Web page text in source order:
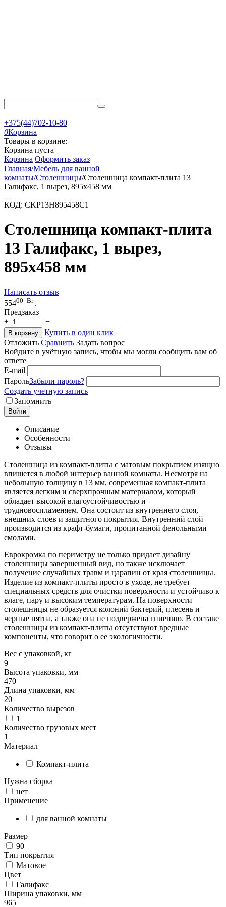
+375(44)702-10-80
0Корзина
Товары в корзине:
Корзина пуста
Корзина Оформить заказ
Главная/Мебель для ванной
комнаты/Столешницы/Столешница компакт-плита 13
Галифакс, 1 вырез, 895х458 мм
КОД: CKP13H895458C1
Столешница компакт-плита
13 Галифакс, 1 вырез,
895х458 мм
Написать отзыв
55400 Br .
Предзаказ
+
−
В корзину
Купить в один клик
Отложить Сравнить Задать вопрос
Войдите в учётную запись, чтобы мы могли сообщить вам об
ответе
E-mail
ПарольЗабыли пароль?
Создать учетную запись
Запомнить
Войти
Описание
Особенности
Отзывы
Столешница из компакт-плиты с матовым покрытием изящно
впишется в любой интерьер ванной комнаты. Несмотря на
небольшую толщину в 13 мм, современная компакт-плита
является легким и сверхпрочным материалом, который
обладает высокой влагоустойчивостью и
трудновоспламеняем. Она состоит из внутреннего слоя,
внешних слоев и защитного покрытия. Внутренний слой
производится из крафт-бумаги, пропитанной фенольными
смолами.
Еврокромка по периметру не только придает дизайну
столешницы завершенный вид, но также исключает
получение случайных травм и царапин от края столешницы.
Изделие из компакт-плиты просто в уходе, не требует
специальных средств для очистки поверхности и устойчиво к
влаге, пару и высоким температурам. На поверхности
столешницы не образуется колоний бактерий, плесень и
черные пятна, а также она не подвержена гниению. В составе
столешницы из компакт-плиты отсутствуют вредные
компоненты, что говорит о ее экологичности.
Вес с упаковкой, кг
9
Высота упаковки, мм
470
Длина упаковки, мм
20
Количество вырезов
1
Количество грузовых мест
1
Материал
Компакт-плита
Нужна сборка
нет
Применение
для ванной комнаты
Размер
90
Тип покрытия
Матовое
Цвет
Галифакс
Ширина упаковки, мм
965